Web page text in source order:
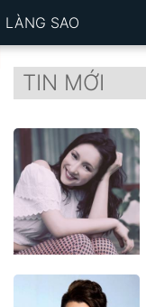
LÀNG SAO
TIN MỚI